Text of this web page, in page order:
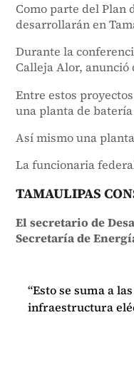
Como parte del Plan
desarrollarán en
Durante la
Calleja Alor,
Entre estos
una planta de
Así mismo una
La funcionaria
TAMAULIPAS
El secretario de
Secretaría de
“Esto se suma a
infraestructura